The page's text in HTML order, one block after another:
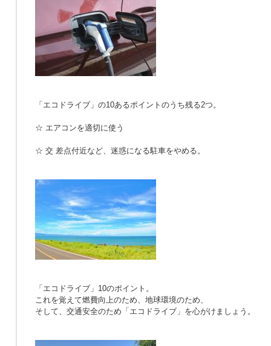
「エコドライブ」の10あるポイントのうち残る2つ。
☆ エアコンを適切に使う
☆ 交 差点付近など、迷惑になる駐車をやめる。
「エコドライブ」10のポイント。
これを覚えて燃費向上のため、地球環境のため、
そして、交通安全のため「エコドライブ」を心がけましょう。